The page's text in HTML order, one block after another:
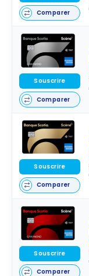
Comparer
Souscrire
Comparer
Souscrire
Comparer
Souscrire
Comparer